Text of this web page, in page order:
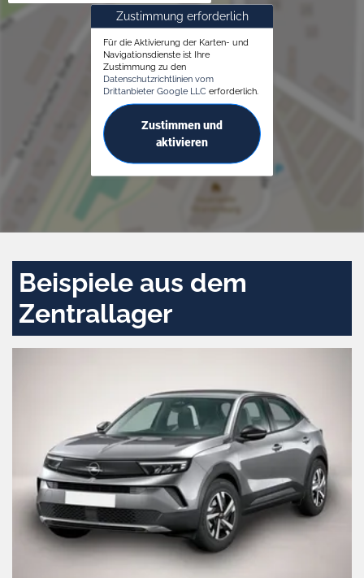
Zustimmung erforderlich
Für die Aktivierung der Karten- und
Navigationsdienste ist Ihre
Zustimmung zu den
Datenschutzrichtlinien vom
Drittanbieter Google LLC erforderlich.
Zustimmen und
aktivieren
Beispiele aus dem
Zentrallager